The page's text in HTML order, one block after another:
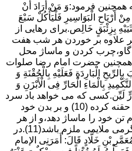
فرمود:وَ مَنْ أَرَادَ أَنْ
أَرْیَاحِ الْبَوَاسِیرِ فَلْیَأْکُلْ سَبْعَ
بِزِئْبَقٍ خَالِص.برای رهایی از
بواسیر علاوه بر خوردن هر شب هفت
با کمی کره گاو،چرب کردن و ماساژ محل
(9) انجام دهد.همچنین حضرت امام رضا صلوات
الْبَارِدَةِ فَعَلَیْهِ بِالْحُقْنَةِ وَ
بِالْمَاءِ الْحَارِّ فِی الْأَبْزَنِ وَ
لَیِّن.کسی که می خواهد باد سرد
را از خود دور کند لازم است گاهی حقنه کرده (10) و بر بدن خود
تن خود را ماساژ دهد،و از هر
سردی خشکی دوری کند و به هر گرمی ملایمی ملزم باشد(11).در
بْنِ خَلَّادٍ قَالَ: أَمَرَنِی الإمام